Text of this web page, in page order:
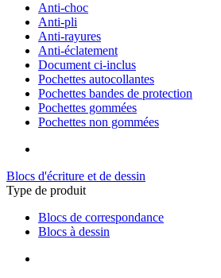
Anti-choc
Anti-pli
Anti-rayures
Anti-éclatement
Document ci-inclus
Pochettes autocollantes
Pochettes bandes de protection
Pochettes gommées
Pochettes non gommées
Blocs d'écriture et de dessin
Type de produit
Blocs de correspondance
Blocs à dessin